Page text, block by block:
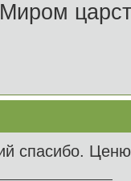
спасибо.